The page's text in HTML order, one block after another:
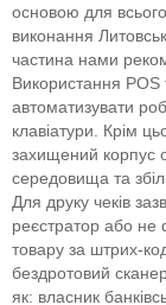
основою для
виконання
частина нами
Використання POS
автоматизувати
клавіатури. Крім
захищений корпус
середовища та
Для друку чеків
реєстратор або не
товару за штрих-
бездротовий
як: власник